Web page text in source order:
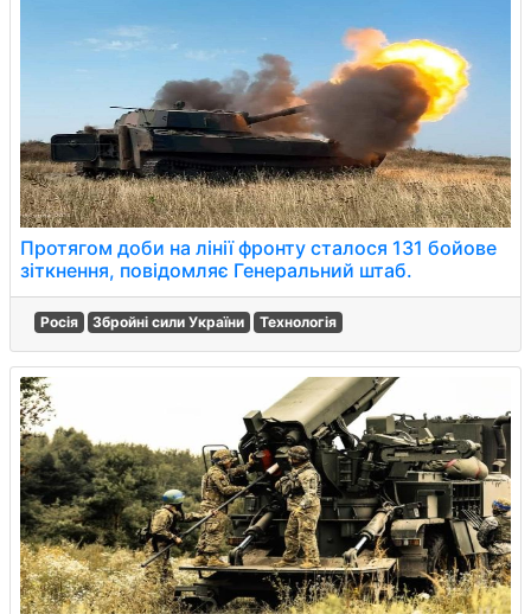
Протягом доби на лінії фронту сталося 131 бойове
зіткнення, повідомляє Генеральний штаб.
Росія Збройні сили України Технологія